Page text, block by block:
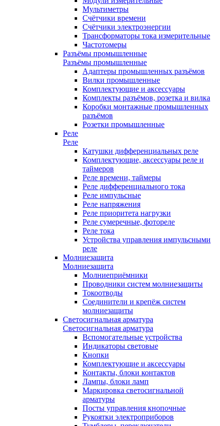
Мультиметры
Счётчики времени
Счётчики электроэнергии
Трансформаторы тока измерительные
Частотомеры
Разъёмы промышленные
Разъёмы промышленные
Адаптеры промышленных разъёмов
Вилки промышленные
Комплектующие и аксессуары
Комплекты разъёмов, розетка и вилка
Коробки монтажные промышленных
разъёмов
Розетки промышленные
Реле
Реле
Катушки дифференциальных реле
Комплектующие, аксессуары реле и
таймеров
Реле времени, таймеры
Реле дифференциального тока
Реле импульсные
Реле напряжения
Реле приоритета нагрузки
Реле сумеречные, фотореле
Реле тока
Устройства управления импульсными
реле
Молниезащита
Молниезащита
Молниеприёмники
Проводники систем молниезащиты
Токоотводы
Соединители и крепёж систем
молниезащиты
Светосигнальная арматура
Светосигнальная арматура
Вспомогательные устройства
Индикаторы световые
Кнопки
Комплектующие и аксессуары
Контакты, блоки контактов
Лампы, блоки ламп
Маркировка светосигнальной
арматуры
Посты управления кнопочные
Рукоятки электроприборов